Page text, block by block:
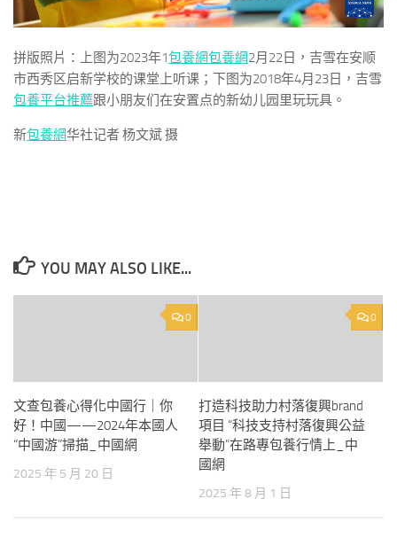
拼版照片：上图为2023年1包養網包養網2月22日，吉雪在安顺
市西秀区启新学校的课堂上听课；下图为2018年4月23日，吉雪
包養平台推薦跟小朋友们在安置点的新幼儿园里玩玩具。
新包養網华社记者 杨文斌 摄
YOU MAY ALSO LIKE...
0
文查包養心得化中國行｜你
好！中國——2024年本國人
“中國游”掃描_中國網
2025 年 5 月 20 日
0
打造科技助力村落復興brand
項目 “科技支持村落復興公益
舉動”在路專包養行情上_中
國網
2025 年 8 月 1 日